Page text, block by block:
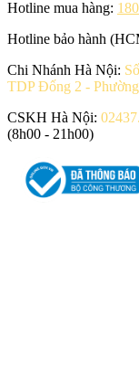
Hotline mua hàng:
Hotline bảo hành
Chi Nhánh Hà Nội:
TDP Đống 2 -
CSKH Hà Nội:
(8h00 - 21h00)